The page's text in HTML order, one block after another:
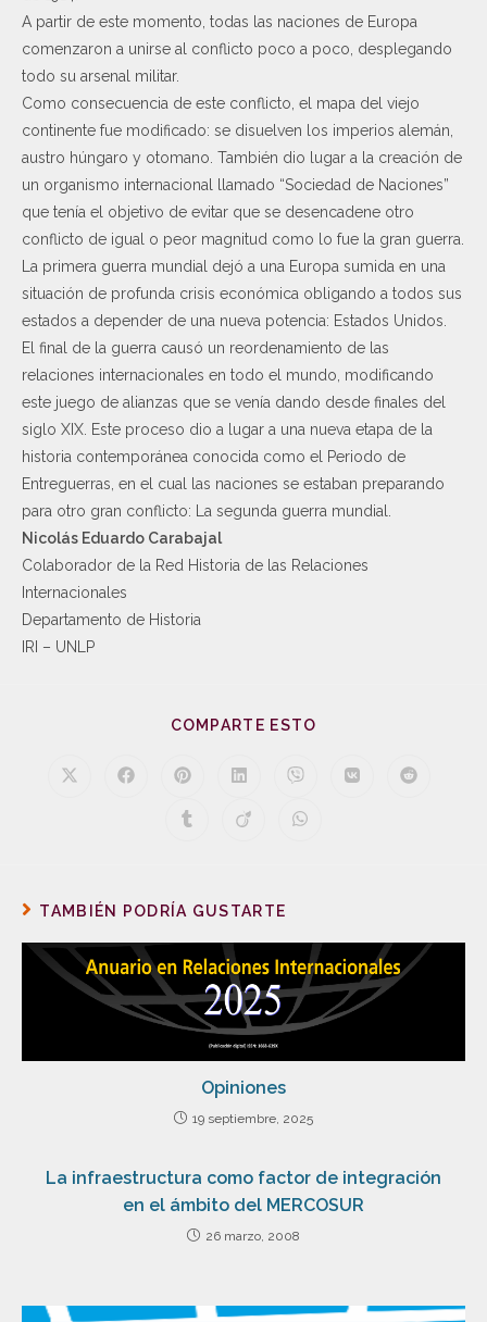
A partir de este momento, todas las naciones de Europa
comenzaron a unirse al conflicto poco a poco, desplegando
todo su arsenal militar.
Como consecuencia de este conflicto, el mapa del viejo
continente fue modificado: se disuelven los imperios alemán,
austro húngaro y otomano. También dio lugar a la creación de
un organismo internacional llamado “Sociedad de Naciones”
que tenía el objetivo de evitar que se desencadene otro
conflicto de igual o peor magnitud como lo fue la gran guerra.
La primera guerra mundial dejó a una Europa sumida en una
situación de profunda crisis económica obligando a todos sus
estados a depender de una nueva potencia: Estados Unidos.
El final de la guerra causó un reordenamiento de las
relaciones internacionales en todo el mundo, modificando
este juego de alianzas que se venía dando desde finales del
siglo XIX. Este proceso dio a lugar a una nueva etapa de la
historia contemporánea conocida como el Periodo de
Entreguerras, en el cual las naciones se estaban preparando
para otro gran conflicto: La segunda guerra mundial.
Nicolás Eduardo Carabajal
Colaborador de la Red Historia de las Relaciones
Internacionales
Departamento de Historia
IRI – UNLP
COMPARTE ESTO
TAMBIÉN PODRÍA GUSTARTE
Opiniones
19 septiembre, 2025
La infraestructura como factor de integración
en el ámbito del MERCOSUR
26 marzo, 2008